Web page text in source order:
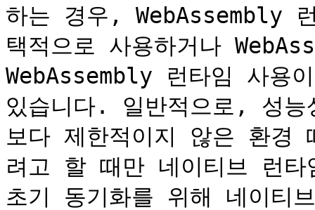
하는 경우, WebAssembly
택적으로 사용하거나
WebAssembly 런타임 사용
있습니다. 일반적으로, 성능
보다 제한적이지 않은 환경
려고 할 때만 네이티브 런
초기 동기화를 위해 네이티